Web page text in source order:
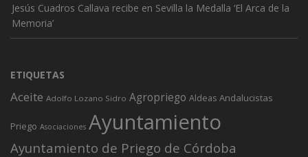
Jesús Cuadros Callava recibe en Sevilla la Medalla ‘El Arca de la
Memoria’
ETIQUETAS
Aceite Adolfo Lozano Sidro Agropriego Aldeas Andalucistas
Priego Asociaciones Ayuntamiento
Ayuntamiento de Priego de Córdoba